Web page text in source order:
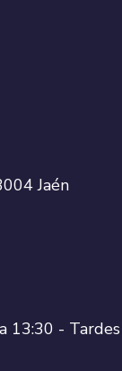
Jaén
13:30 - Tardes